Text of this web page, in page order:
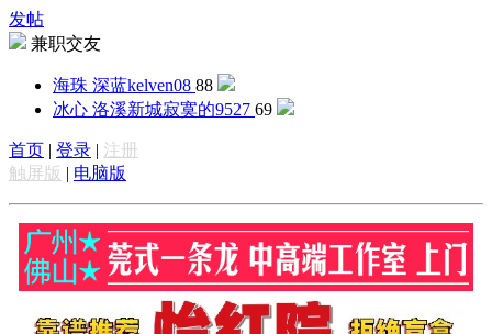
发帖
兼职交友
海珠 深蓝kelven08 88
冰心 洛溪新城寂寞的9527 69
首页 | 登录 | 注册
触屏版 | 电脑版